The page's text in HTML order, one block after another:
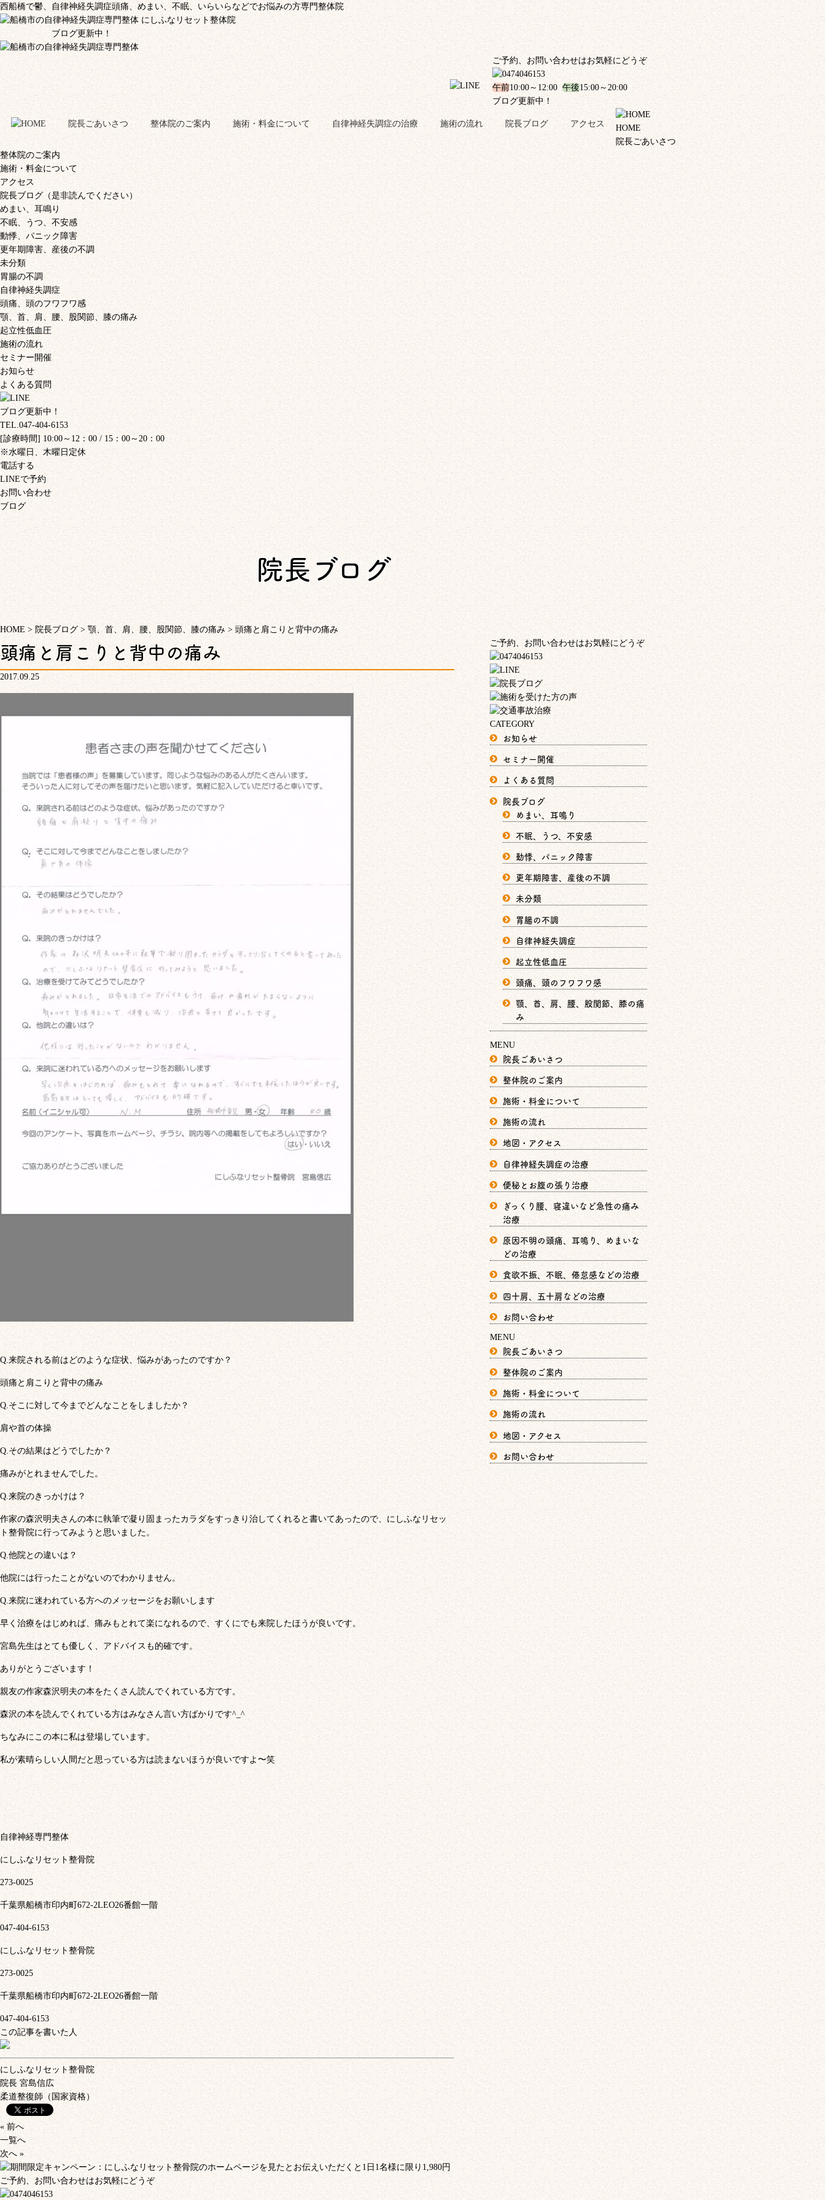
西船橋で鬱、自律神経失調症頭痛、めまい、不眠、いらいらなどでお悩みの方専門整体院
ブログ更新中！
ご予約、お問い合わせはお気軽にどうぞ
午前10:00～12:00 午後15:00～20:00
ブログ更新中！
院長ごあいさつ 整体院のご案内 施術・料金について 自律神経失調症の治療 施術の流れ 院長ブログ アクセス
HOME
院長ごあいさつ
整体院のご案内
施術・料金について
アクセス
院長ブログ（是非読んでください）
めまい、耳鳴り
不眠、うつ、不安感
動悸、パニック障害
更年期障害、産後の不調
未分類
胃腸の不調
自律神経失調症
頭痛、頭のフワフワ感
顎、首、肩、腰、股関節、膝の痛み
起立性低血圧
施術の流れ
セミナー開催
お知らせ
よくある質問
ブログ更新中！
TEL.047-404-6153
[診療時間] 10:00～12：00 / 15：00～20：00
※水曜日、木曜日定休
電話する
LINEで予約
お問い合わせ
ブログ
院長ブログ
HOME > 院長ブログ>顎、首、肩、腰、股関節、膝の痛み > 頭痛と肩こりと背中の痛み
頭痛と肩こりと背中の痛み
2017.09.25
Q.来院される前はどのような症状、悩みがあったのですか？
頭痛と肩こりと背中の痛み
Q.そこに対して今までどんなことをしましたか？
肩や首の体操
Q.その結果はどうでしたか？
痛みがとれませんでした。
Q.来院のきっかけは？
作家の森沢明夫さんの本に執筆で凝り固まったカラダをすっきり治してくれると書いてあったので、にしふなリセッ
ト整骨院に行ってみようと思いました。
Q.他院との違いは？
他院には行ったことがないのでわかりません。
Q.来院に迷われている方へのメッセージをお願いします
早く治療をはじめれば、痛みもとれて楽になれるので、すくにでも来院したほうが良いです。
宮島先生はとても優しく、アドバイスも的確です。
ありがとうございます！
親友の作家森沢明夫の本をたくさん読んでくれている方です。
森沢の本を読んでくれている方はみなさん言い方ばかりです^_^
ちなみにこの本に私は登場しています。
私が素晴らしい人間だと思っている方は読まないほうが良いですよ〜笑
自律神経専門整体
にしふなリセット整骨院
273-0025
千葉県船橋市印内町672-2LEO26番館一階
047-404-6153
にしふなリセット整骨院
273-0025
千葉県船橋市印内町672-2LEO26番館一階
047-404-6153
この記事を書いた人
にしふなリセット整骨院
院長 宮島信広
柔道整復師（国家資格）
« 前へ
一覧へ
次へ »
ご予約、お問い合わせはお気軽にどうぞ
CATEGORY
お知らせ
セミナー開催
よくある質問
院長ブログ
めまい、耳鳴り
不眠、うつ、不安感
動悸、パニック障害
更年期障害、産後の不調
未分類
胃腸の不調
自律神経失調症
起立性低血圧
頭痛、頭のフワフワ感
顎、首、肩、腰、股関節、膝の痛
み
MENU
院長ごあいさつ
整体院のご案内
施術・料金について
施術の流れ
地図・アクセス
自律神経失調症の治療
便秘とお腹の張り治療
ぎっくり腰、寝違いなど急性の痛み
治療
原因不明の頭痛、耳鳴り、めまいな
どの治療
食欲不振、不眠、倦怠感などの治療
四十肩、五十肩などの治療
お問い合わせ
MENU
院長ごあいさつ
整体院のご案内
施術・料金について
施術の流れ
地図・アクセス
お問い合わせ
ご予約、お問い合わせはお気軽にどうぞ